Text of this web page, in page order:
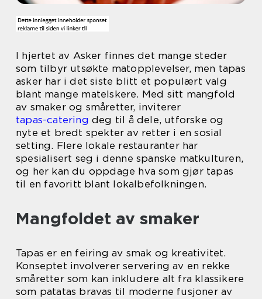
I hjertet av Asker finnes det mange steder
som tilbyr utsøkte matopplevelser, men tapas
asker har i det siste blitt et populært valg
blant mange matelskere. Med sitt mangfold
av smaker og småretter, inviterer
tapas-catering deg til å dele, utforske og
nyte et bredt spekter av retter i en sosial
setting. Flere lokale restauranter har
spesialisert seg i denne spanske matkulturen,
og her kan du oppdage hva som gjør tapas
til en favoritt blant lokalbefolkningen.
Mangfoldet av smaker
Tapas er en feiring av smak og kreativitet.
Konseptet involverer servering av en rekke
småretter som kan inkludere alt fra klassikere
som patatas bravas til moderne fusjoner av